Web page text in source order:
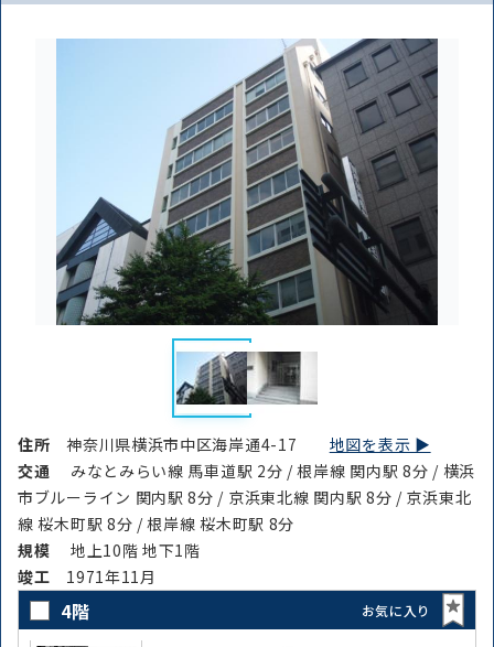
住所神奈川県横浜市中区海岸通4-17 地図を表示 ▶︎
交通
みなとみらい線 馬車道駅 2分 / 根岸線 関内駅 8分 / 横浜
市ブルーライン 関内駅 8分 / 京浜東北線 関内駅 8分 / 京浜東北
線 桜木町駅 8分 / 根岸線 桜木町駅 8分
規模
地上10階 地下1階
竣⼯ 1971年11月
4階 お気に入り